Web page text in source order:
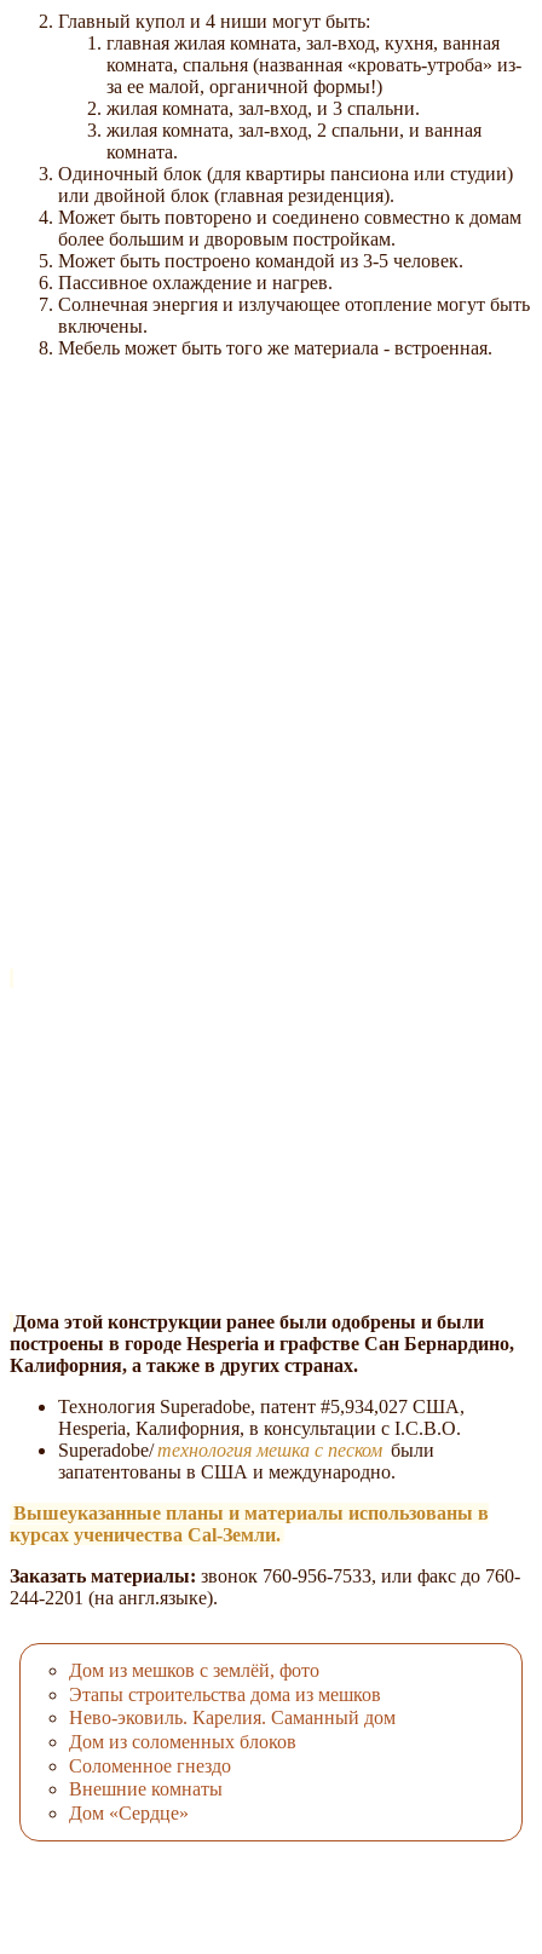
Главный купол и 4 ниши могут быть:
главная жилая комната, зал-вход, кухня, ванная
комната, спальня (названная «кровать-утроба» из-
за ее малой, органичной формы!)
жилая комната, зал-вход, и 3 спальни.
жилая комната, зал-вход, 2 спальни, и ванная
комната.
Одиночный блок (для квартиры пансиона или студии)
или двойной блок (главная резиденция).
Может быть повторено и соединено совместно к домам
более большим и дворовым постройкам.
Может быть построено командой из 3-5 человек.
Пассивное охлаждение и нагрев.
Солнечная энергия и излучающее отопление могут быть
включены.
Мебель может быть того же материала - встроенная.
Дома этой конструкции ранее были одобрены и были
построены в городе Hesperia и графстве Сан Бернардино,
Калифорния, а также в других странах.
Технология Superadobe, патент #5,934,027 США,
Hesperia, Калифорния, в консультации c I.C.B.O.
Superadobe/технология мешка с песком были
запатентованы в США и международно.
Вышеуказанные планы и материалы использованы в
курсах ученичества Cal-Земли.
Заказать материалы: звонок 760-956-7533, или факс до 760-
244-2201 (на англ.языке).
Дом из мешков с землёй, фото
Этапы строительства дома из мешков
Нево-эковиль. Карелия. Саманный дом
Дом из соломенных блоков
Соломенное гнездо
Внешние комнаты
Дом «Сердце»